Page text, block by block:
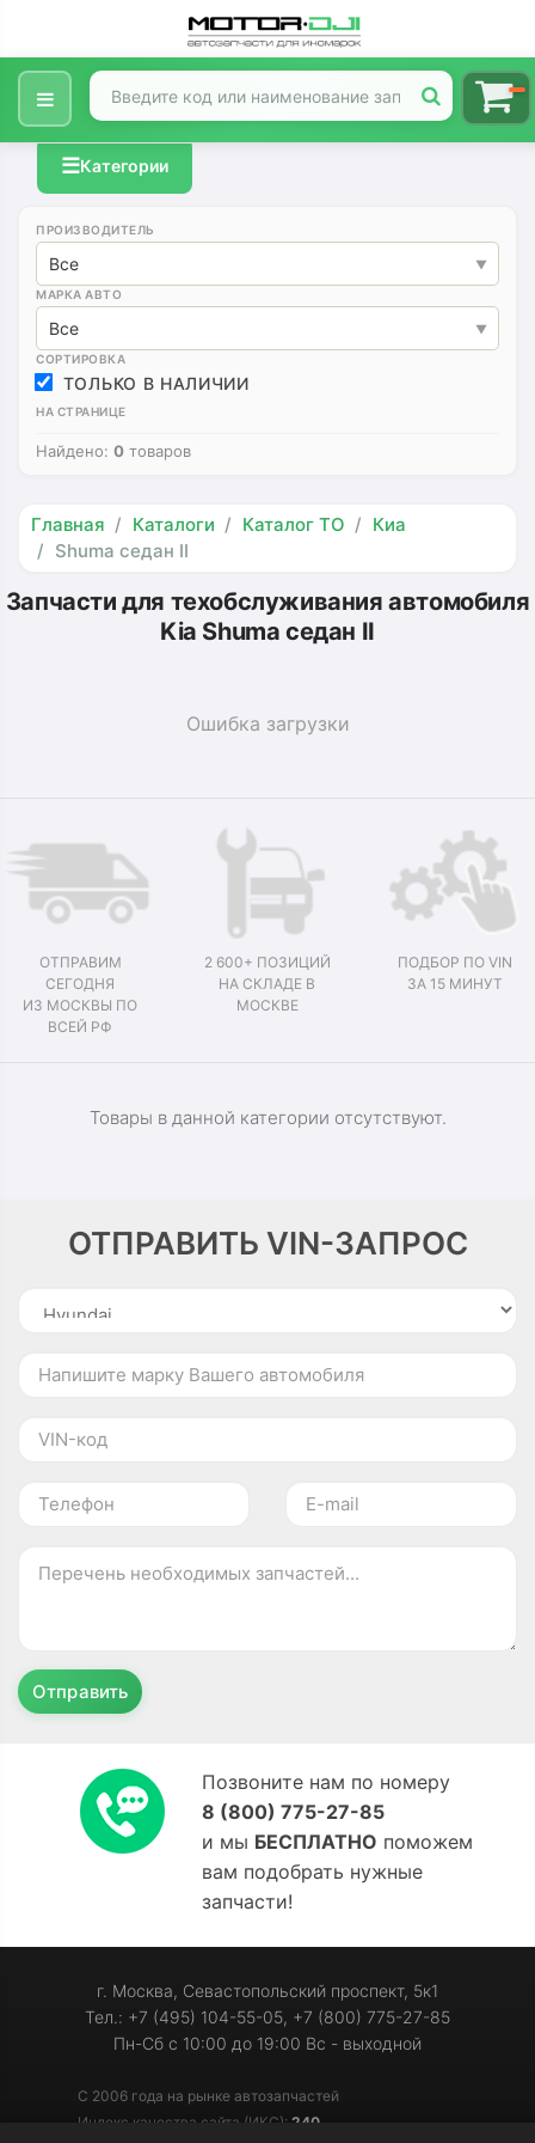
☰Категории
ПРОИЗВОДИТЕЛЬ
Все
МАРКА АВТО
Все
СОРТИРОВКА
ТОЛЬКО В НАЛИЧИИ
НА СТРАНИЦЕ
Найдено: 0 товаров
Главная Каталоги Каталог ТО
Киа
Shuma седан II
Запчасти для техобслуживания автомобиля
Kia Shuma седан II
Ошибка загрузки
ОТПРАВИМ
СЕГОДНЯ
ИЗ МОСКВЫ ПО
ВСЕЙ РФ
2 600+ ПОЗИЦИЙ
НА СКЛАДЕ В
МОСКВЕ
ПОДБОР ПО VIN
ЗА 15 МИНУТ
Товары в данной категории отсутствуют.
ОТПРАВИТЬ VIN-ЗАПРОС
Отправить
Позвоните нам по номеру
8 (800) 775-27-85
и мы БЕСПЛАТНО поможем
вам подобрать нужные
запчасти!
г. Москва, Севастопольский проспект, 5к1
Тел.: +7 (495) 104-55-05, +7 (800) 775-27-85
Пн-Сб с 10:00 до 19:00 Вс - выходной
С 2006 года на рынке автозапчастей
Индекс качества сайта (ИКС): 240